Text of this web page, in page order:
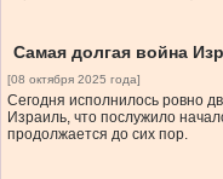
Самая долгая война
[08 октября 2025 года]
Сегодня исполнилось ровно
Израиль, что послужило
продолжается до сих пор.